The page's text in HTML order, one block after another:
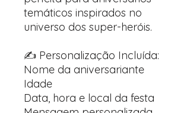
temáticos inspirados no
universo dos super-heróis.
✍️ Personalização Incluída:
Nome da aniversariante
Idade
Data, hora e local da festa